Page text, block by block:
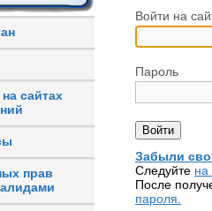
сайтах
прав
Войти на
Пароль
Забыли
Следуйте на
После
пароля.